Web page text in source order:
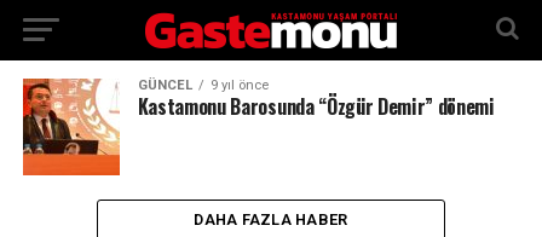
GÜNCEL 9 yıl önce
Kastamonu Barosunda “Özgür Demir” dönemi
DAHA FAZLA HABER